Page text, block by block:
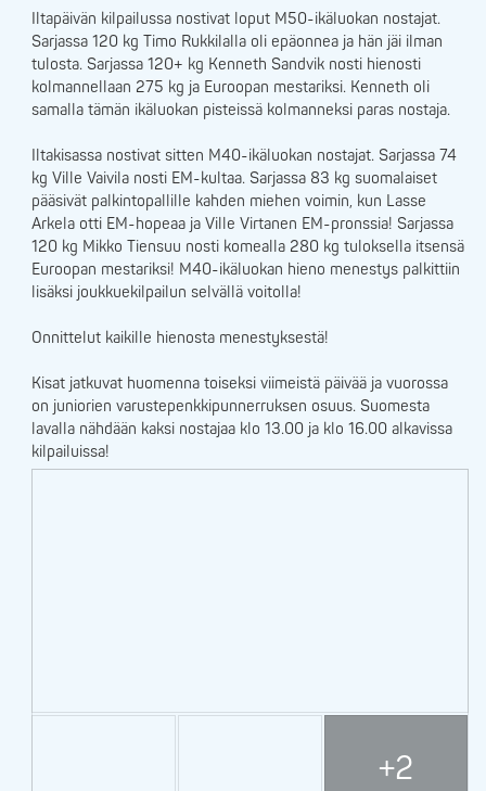
Iltapäivän kilpailussa nostivat loput M50-ikäluokan nostajat.
Sarjassa 120 kg Timo Rukkilalla oli epäonnea ja hän jäi ilman
tulosta. Sarjassa 120+ kg Kenneth Sandvik nosti hienosti
kolmannellaan 275 kg ja Euroopan mestariksi. Kenneth oli
samalla tämän ikäluokan pisteissä kolmanneksi paras nostaja.
Iltakisassa nostivat sitten M40-ikäluokan nostajat. Sarjassa 74
kg Ville Vaivila nosti EM-kultaa. Sarjassa 83 kg suomalaiset
pääsivät palkintopallille kahden miehen voimin, kun Lasse
Arkela otti EM-hopeaa ja Ville Virtanen EM-pronssia! Sarjassa
120 kg Mikko Tiensuu nosti komealla 280 kg tuloksella itsensä
Euroopan mestariksi! M40-ikäluokan hieno menestys palkittiin
lisäksi joukkuekilpailun selvällä voitolla!
Onnittelut kaikille hienosta menestyksestä!
Kisat jatkuvat huomenna toiseksi viimeistä päivää ja vuorossa
on juniorien varustepenkkipunnerruksen osuus. Suomesta
lavalla nähdään kaksi nostajaa klo 13.00 ja klo 16.00 alkavissa
kilpailuissa!
+2